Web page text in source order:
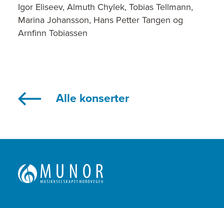
Igor Eliseev, Almuth Chylek, Tobias Tellmann,
Marina Johansson, Hans Petter Tangen og
Arnfinn Tobiassen
Alle konserter